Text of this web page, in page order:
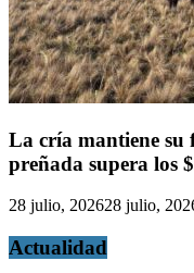
La cría mantiene
preñada supera los
28 julio, 202628 julio,
Actualidad